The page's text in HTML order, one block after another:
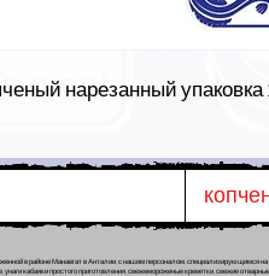
нарезанный
в районе Манавгат в Анталии, с нашим персоналом,
кабаяки простого приготовления, свежемороженые креветки, свежие